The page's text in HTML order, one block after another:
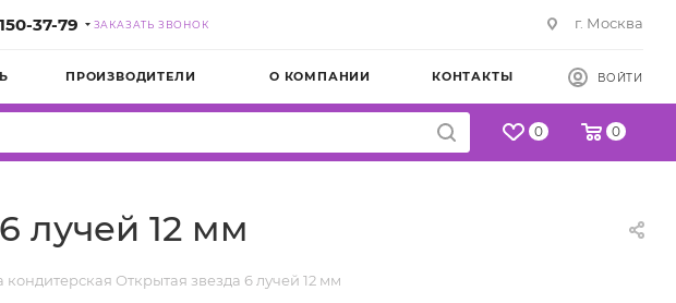
37-79 ЗАКАЗАТЬ ЗВОНОК г. Москва
ПРОИЗВОДИТЕЛИ О КОМПАНИИ КОНТАКТЫ ВОЙТИ
0 0
лучей 12 мм
кондитерская Открытая звезда 6 лучей 12 мм